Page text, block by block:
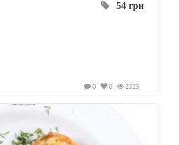
54 грн
2223
0
0